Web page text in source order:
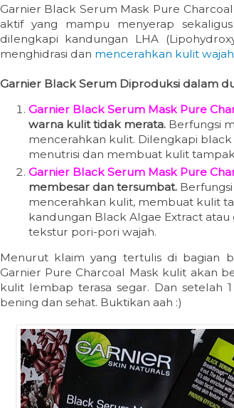
Garnier Black Serum Mask Pure
aktif yang mampu menyerap
dilengkapi kandungan LHA
menghidrasi dan mencerahkan kulit wajah
Garnier Black Serum Diproduksi dalam
Garnier Black Serum Mask Pure
warna kulit tidak merata.Berfungsi
mencerahkan kulit. Dilengkapi black
menutrisi dan membuat kulit
Garnier Black Serum Mask Pure
membesar dan tersumbat.
mencerahkan kulit, membuat kulit
kandungan Black Algae Extract
tekstur pori-pori wajah.
Menurut klaim yang tertulis di bagian
Garnier Pure Charcoal Mask kulit akan
kulit lembap terasa segar. Dan setelah
bening dan sehat. Buktikan aah :)